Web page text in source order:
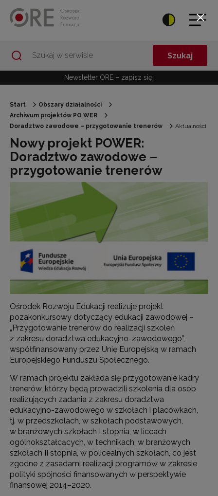
Szukaj
Newsletter ORE – zapisz się!
Start
Obszary działalności
Archiwum projektów PO WER
Doradztwo zawodowe – przygotowanie trenerów
Aktualności
Nowy projekt POWER:
Doradztwo zawodowe –
przygotowanie trenerów
Ośrodek Rozwoju Edukacji realizuje projekt
pozakonkursowy dotyczący edukacji zawodowej –
„Przygotowanie trenerów do realizacji szkoleń
z zakresu doradztwa edukacyjno-zawodowego”,
współfinansowany przez Unię Europejską w ramach
Europejskiego Funduszu Społecznego.
W ramach projektu zakłada się przygotowanie kadry
trenerów, którzy będą prowadzili szkolenia dla osób
realizujących zadania z zakresu doradztwa
edukacyjno-zawodowego w szkołach i placówkach,
tj. w przedszkolach, w szkołach podstawowych,
w branżowych szkołach I stopnia, w liceach
ogólnokształcących, w technikach, w branżowych
szkołach II stopnia, w policealnych szkołach, co jest
zgodne z zasadami realizacji programów w zakresie
polityki spójności finansowanych w perspektywie
finansowej 2014–2020.